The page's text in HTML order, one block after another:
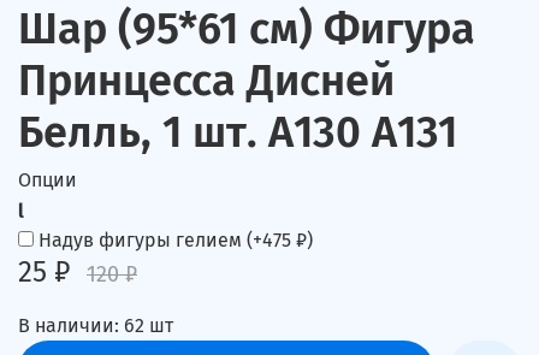
Шар (95*61 см) Фигура
Принцесса Дисней
Белль, 1 шт. А130 А131
Опции
l
Надув фигуры гелием (+475 ₽)
25 ₽ 120 ₽
В наличии: 62 шт